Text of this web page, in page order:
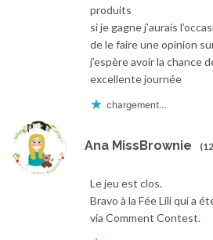
produits
si je gagne j’aurais
de le faire une opinion
j’espère avoir la chance
excellente journée
chargement…
Ana MissBrownie
Le jeu est clos.
Bravo à la Fée Lili qui a
via Comment Contest.